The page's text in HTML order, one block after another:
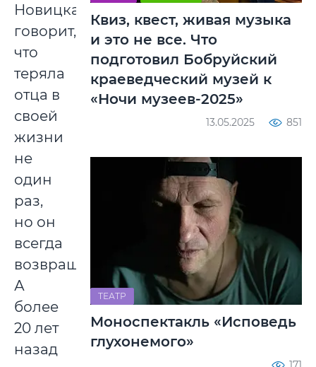
Новицкая
говорит,
что
теряла
отца в
своей
жизни
не
один
раз,
но он
всегда
возвращался.
А
более
20 лет
назад
Квиз, квест, живая музыка
и это не все. Что
подготовил Бобруйский
краеведческий музей к
«Ночи музеев-2025»
13.05.2025 851
ТЕАТР
Моноспектакль «Исповедь
глухонемого»